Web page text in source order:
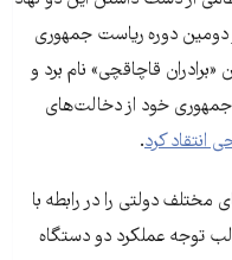
دومین دوره ریاست جمهوری
«برادران قاچاقچی» نام برد و
خود از دخالت‌های
انتقاد کرد.
دولتی را در رابطه با
توجه عملکرد دو دستگاه